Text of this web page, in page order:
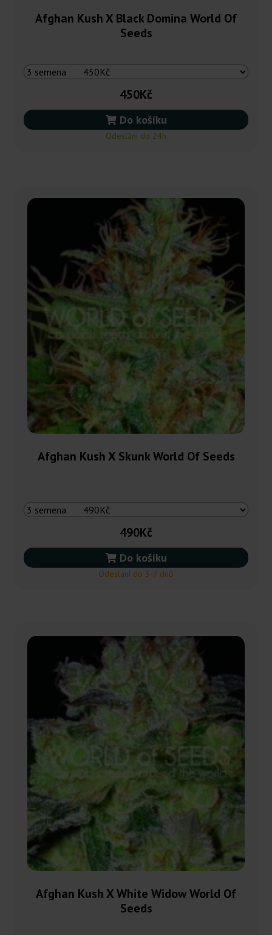
Afghan Kush X Black Domina World Of
Seeds
450Kč
Do košíku
Odeslání do 24h
Afghan Kush X Skunk World Of Seeds
490Kč
Do košíku
Odeslání do 3-7 dnů
Afghan Kush X White Widow World Of
Seeds